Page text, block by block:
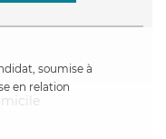
soumise à
en relation